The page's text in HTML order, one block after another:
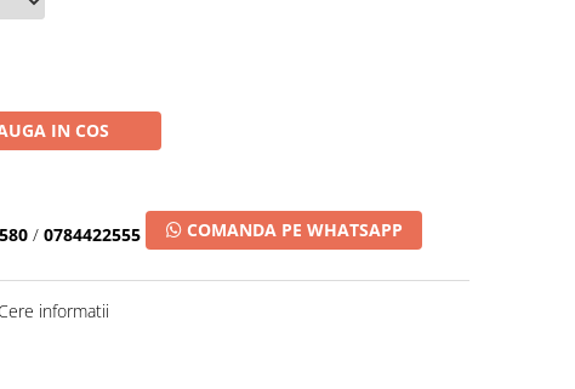
IN COS
/ 0784422555 COMANDA PE WHATSAPP
Cere informatii